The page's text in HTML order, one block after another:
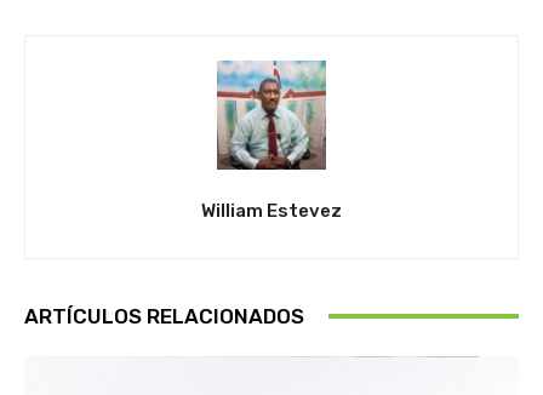
William Estevez
ARTÍCULOS RELACIONADOS